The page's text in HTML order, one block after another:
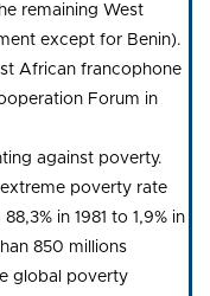
remaining West
except for Benin).
African francophone
Forum in
against poverty.
poverty rate
in 1981 to 1,9% in
850 millions
global poverty